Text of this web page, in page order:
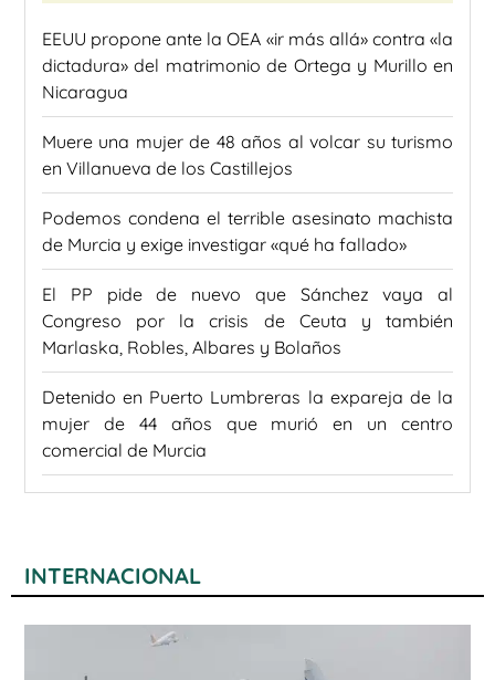
EEUU propone ante la OEA «ir más allá» contra «la
dictadura» del matrimonio de Ortega y Murillo en
Nicaragua
Muere una mujer de 48 años al volcar su turismo
en Villanueva de los Castillejos
Podemos condena el terrible asesinato machista
de Murcia y exige investigar «qué ha fallado»
El PP pide de nuevo que Sánchez vaya al
Congreso por la crisis de Ceuta y también
Marlaska, Robles, Albares y Bolaños
Detenido en Puerto Lumbreras la expareja de la
mujer de 44 años que murió en un centro
comercial de Murcia
INTERNACIONAL